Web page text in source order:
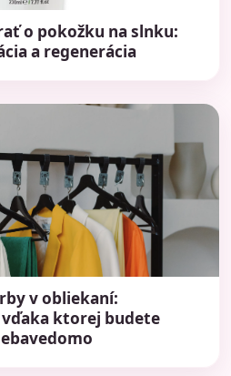
o pokožku na slnku:
a regenerácia
v obliekaní:
ktorej budete